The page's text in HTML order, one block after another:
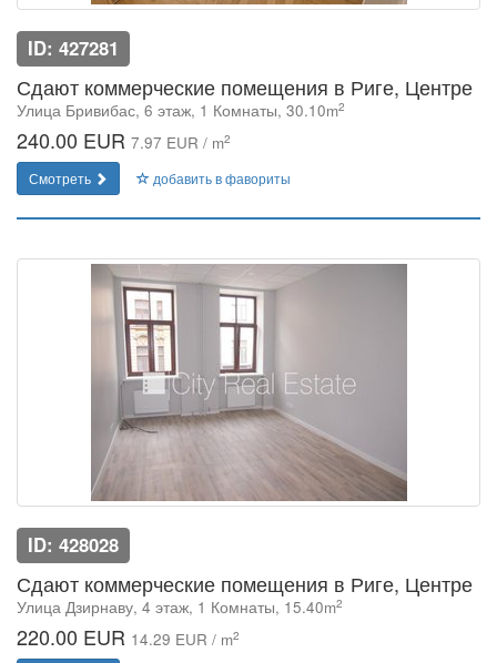
ID: 427281
Сдают коммерческие помещения в Риге, Центре
Улица Бривибас, 6 этаж, 1 Комнаты, 30.10m2
240.00 EUR 7.97 EUR / m2
Смотреть добавить в фавориты
ID: 428028
Сдают коммерческие помещения в Риге, Центре
Улица Дзирнаву, 4 этаж, 1 Комнаты, 15.40m2
220.00 EUR 14.29 EUR / m2